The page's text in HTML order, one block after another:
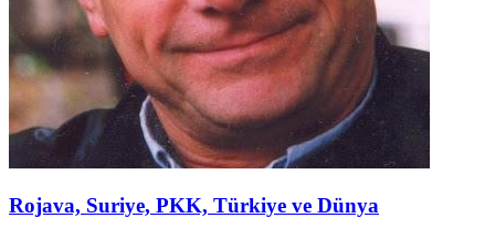
Rojava, Suriye, PKK, Türkiye ve Dünya